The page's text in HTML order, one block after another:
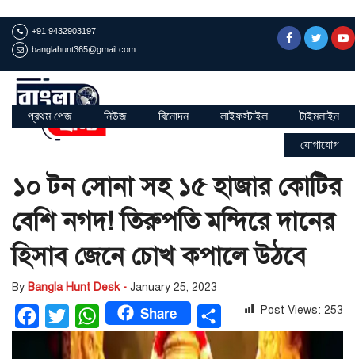
+91 9432903197
banglahunt365@gmail.com
প্রথম পেজ নিউজ বিনোদন লাইফস্টাইল টাইমলাইন
যোগাযোগ
১০ টন সোনা সহ ১৫ হাজার কোটির
বেশি নগদ! তিরুপতি মন্দিরে দানের
হিসাব জেনে চোখ কপালে উঠবে
By Bangla Hunt Desk - January 25, 2023
FacebookTwitterWhatsApp
Share
Share
Post Views: 253